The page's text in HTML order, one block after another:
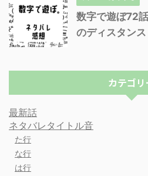
数字で遊ぼ72
のディスタンス
カテゴリ
最新話
ネタバレタイトル音
た行
な行
は行